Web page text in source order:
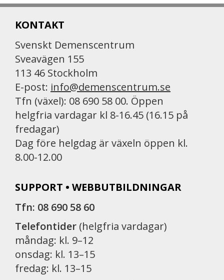
KONTAKT
Svenskt Demenscentrum
Sveavägen 155
113 46 Stockholm
E-post: info@demenscentrum.se
Tfn (växel): 08 690 58 00. Öppen
helgfria vardagar kl 8-16.45 (16.15 på
fredagar)
Dag före helgdag är växeln öppen kl.
8.00-12.00
SUPPORT • WEBBUTBILDNINGAR
Tfn: 08 690 58 60
Telefontider (helgfria vardagar)
måndag: kl. 9–12
onsdag: kl. 13–15
fredag: kl. 13–15